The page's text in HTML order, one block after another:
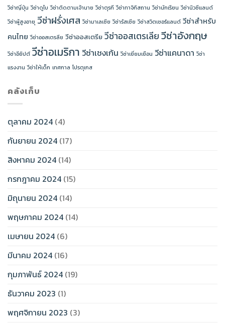
วีซ่าญี่ปุ่น วีซ่าดูไบ วีซ่าติดตามเจ้านาย วีซ่าตุรกี วีซ่าทาจิกิสถาน วีซ่านักเรียน วีซ่านิวซีแลนด์
วีซ่าผู้สูงอายุ วีซ่าฝรั่งเศส วีซ่ามาเลเซีย วีซ่ารัสเซีย วีซ่าสวิตเซอร์แลนด์ วีซ่าสำหรับ
คนไทย วีซ่าออสเตรลีย วีซ่าออสเตรีย วีซ่าออสเตรเลียวีซ่าอังกฤษ
วีซ่าอียิปต์ วีซ่าอเมริกา วีซ่าเชงเก้น วีซ่าเยี่ยมเยือน วีซ่าแคนาดา วีซ่า
แรงงาน วีซ่าให้เด็ก เทศกาล โปรตุเกส
คลังเก็บ
ตุลาคม 2024 (4)
กันยายน 2024 (17)
สิงหาคม 2024 (14)
กรกฎาคม 2024 (15)
มิถุนายน 2024 (14)
พฤษภาคม 2024 (14)
เมษายน 2024 (6)
มีนาคม 2024 (16)
กุมภาพันธ์ 2024 (19)
ธันวาคม 2023 (1)
พฤศจิกายน 2023 (3)